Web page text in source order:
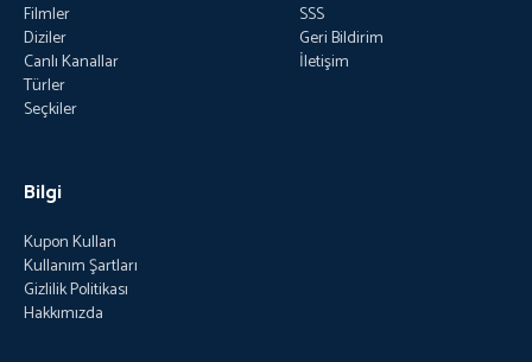
Filmler
Diziler
Canlı Kanallar
Türler
Seçkiler
SSS
Geri Bildirim
İletişim
Bilgi
Kupon Kullan
Kullanım Şartları
Gizlilik Politikası
Hakkımızda